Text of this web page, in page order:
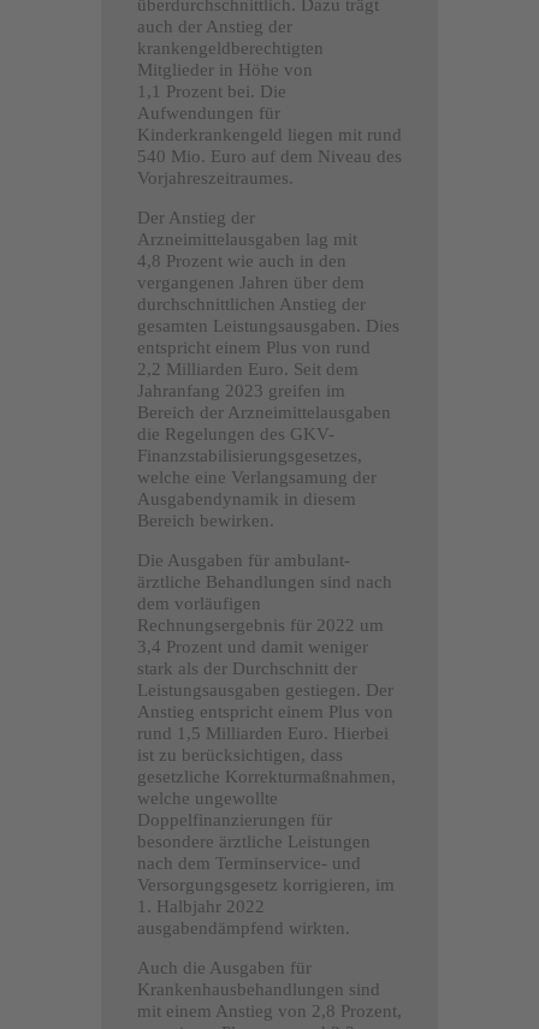
überdurchschnittlich. Dazu trägt
auch der Anstieg der
krankengeldberechtigten
Mitglieder in Höhe von
1,1 Prozent bei. Die
Aufwendungen für
Kinderkrankengeld liegen mit rund
540 Mio. Euro auf dem Niveau des
Vorjahreszeitraumes.
Der Anstieg der
Arzneimittelausgaben lag mit
4,8 Prozent wie auch in den
vergangenen Jahren über dem
durchschnittlichen Anstieg der
gesamten Leistungsausgaben. Dies
entspricht einem Plus von rund
2,2 Milliarden Euro. Seit dem
Jahranfang 2023 greifen im
Bereich der Arzneimittelausgaben
die Regelungen des GKV-
Finanzstabilisierungsgesetzes,
welche eine Verlangsamung der
Ausgabendynamik in diesem
Bereich bewirken.
Die Ausgaben für ambulant-
ärztliche Behandlungen sind nach
dem vorläufigen
Rechnungsergebnis für 2022 um
3,4 Prozent und damit weniger
stark als der Durchschnitt der
Leistungsausgaben gestiegen. Der
Anstieg entspricht einem Plus von
rund 1,5 Milliarden Euro. Hierbei
ist zu berücksichtigen, dass
gesetzliche Korrekturmaßnahmen,
welche ungewollte
Doppelfinanzierungen für
besondere ärztliche Leistungen
nach dem Terminservice- und
Versorgungsgesetz korrigieren, im
1. Halbjahr 2022
ausgabendämpfend wirkten.
Auch die Ausgaben für
Krankenhausbehandlungen sind
mit einem Anstieg von 2,8 Prozent,